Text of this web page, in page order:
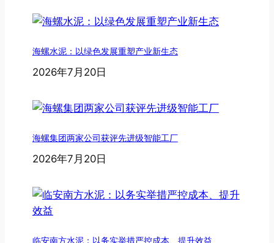
海螺水泥：以绿色发展重塑产业新生态
2026年7月20日
海螺集团两家公司获评先进级智能工厂
2026年7月20日
临安南方水泥：以务实举措严控成本、提升效益